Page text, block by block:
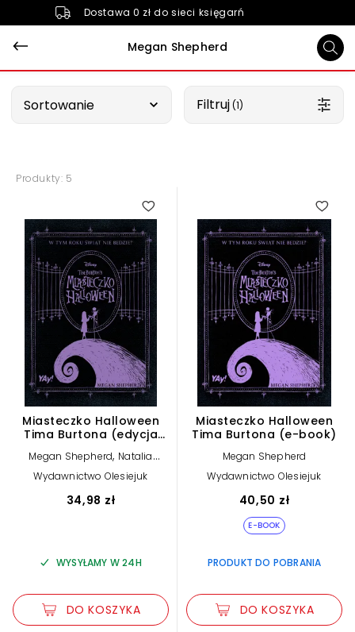
Dostawa 0 zł do sieci księgarń
Megan Shepherd
Sortowanie Filtruj (1)
Produkty: 5
4.00
Miasteczko Halloween
Tima Burtona (edycja
Megan Shepherd, Natalia
Mętrak-Ruda (tłum.)
Wydawnictwo Olesiejuk
34,98 zł
WYSYŁAMY W 24H
DO KOSZYKA
Miasteczko Halloween
Tima Burtona (e-book)
Megan Shepherd
Wydawnictwo Olesiejuk
40,50 zł
E-BOOK
PRODUKT DO POBRANIA
DO KOSZYKA